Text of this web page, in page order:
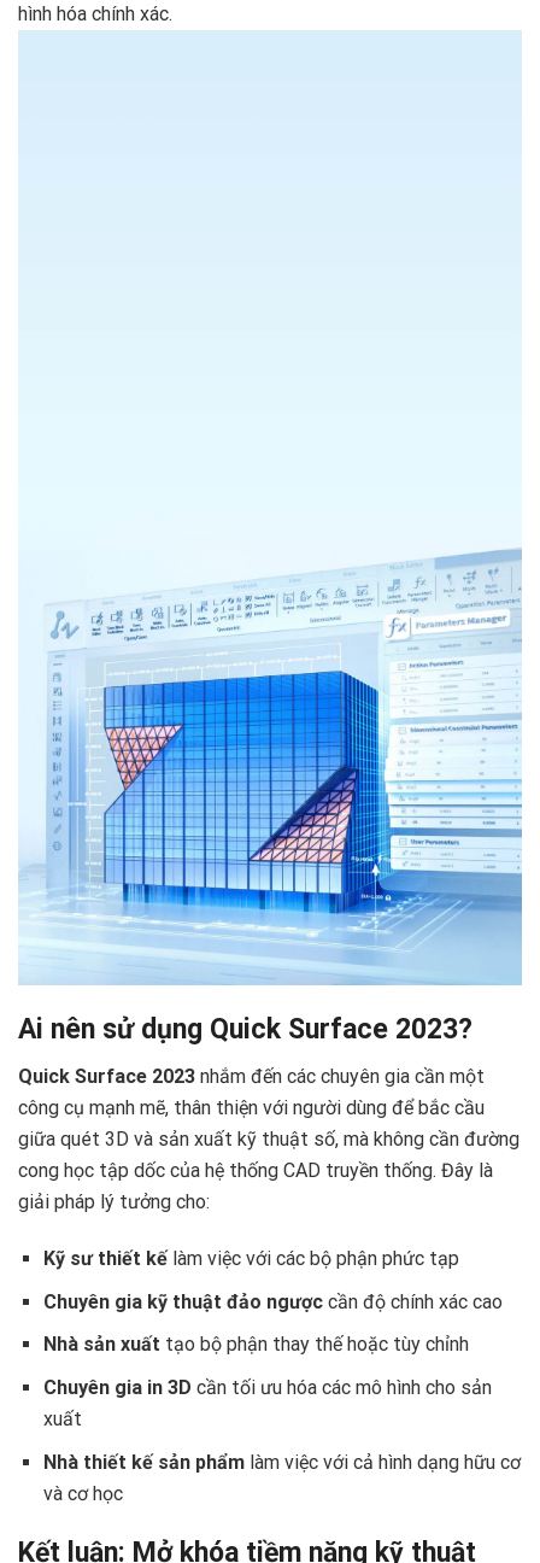
hình hóa chính xác.
Ai nên sử dụng Quick Surface 2023?
Quick Surface 2023 nhắm đến các chuyên gia cần một
công cụ mạnh mẽ, thân thiện với người dùng để bắc cầu
giữa quét 3D và sản xuất kỹ thuật số, mà không cần đường
cong học tập dốc của hệ thống CAD truyền thống. Đây là
giải pháp lý tưởng cho:
Kỹ sư thiết kếlàm việc với các bộ phận phức tạp
Chuyên gia kỹ thuật đảo ngượccần độ chính xác cao
Nhà sản xuất tạo bộ phận thay thế hoặc tùy chỉnh
Chuyên gia in 3D cần tối ưu hóa các mô hình cho sản
xuất
Nhà thiết kế sản phẩmlàm việc với cả hình dạng hữu cơ
và cơ học
Kết luận: Mở khóa tiềm năng kỹ thuật